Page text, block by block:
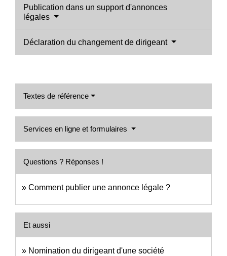
Publication dans un support d'annonces
légales
Déclaration du changement de dirigeant
Textes de référence
Services en ligne et formulaires
Questions ? Réponses !
Comment publier une annonce légale ?
Et aussi
Nomination du dirigeant d'une société